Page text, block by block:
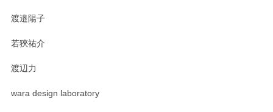
渡邉陽子
若狹祐介
渡辺力
wara design laboratory